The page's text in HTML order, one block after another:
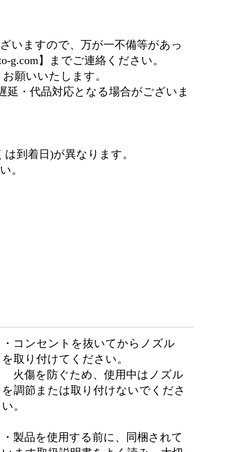
いますので、万が一不備等があっ
g.com】までご連絡ください。
願いいたします。
延・代品対応となる場合がございま
到着日)が異なります。
。
・コンセントを抜いてからノズル
を取り付けてください。
火傷を防ぐため、使用中はノズル
を調節または取り付けないでくださ
い。
・製品を使用する前に、同梱されて